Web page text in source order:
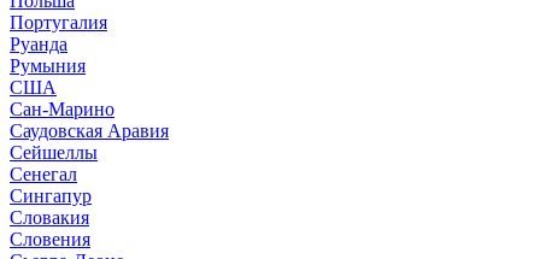
Португалия
Руанда
Румыния
США
Сан-Марино
Саудовская Аравия
Сейшеллы
Сенегал
Сингапур
Словакия
Словения